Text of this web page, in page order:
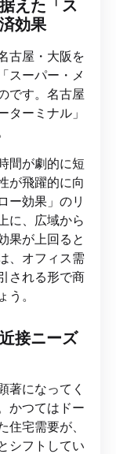
えた「ス
効果
古屋・大阪を
スーパー・メ
です。名古屋
ターミナル」
間が劇的に短
が飛躍的に向
ー効果」のリ
に、広域から
果が上回ると
、オフィス需
される形で商
。
接ニーズ
著になってく
かつてはドー
宅需要が、
シフトしてい